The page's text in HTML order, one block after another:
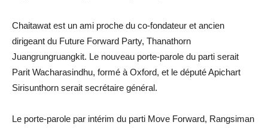
Chaitawat est un ami proche du co-fondateur et ancien
dirigeant du Future Forward Party, Thanathorn
Juangrungruangkit. Le nouveau porte-parole du parti serait
Parit Wacharasindhu, formé à Oxford, et le député Apichart
Sirisunthorn serait secrétaire général.
Le porte-parole par intérim du parti Move Forward, Rangsiman